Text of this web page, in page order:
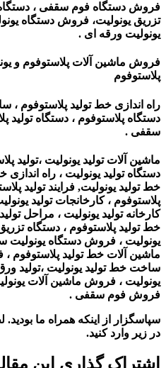
فروش دستگاه فوم سقفی ،
تزریق یونولیت، فروش دستگاه
یونولیت ورقه ای .
فروش ماشین آلات پلاستوفوم و
پلاستوفوم
راه اندازی خط تولید پلاستوفوم ،
دستگاه پلاستوفوم ، دستگاه تولید
سقفی .
ماشین آلات تولید یونولیت ،تولید
دستگاه تولید یونولیت ، راه اندازی
خط تولید یونولیت, فرایند تولید
پلاستوفوم ، کارخانجات تولید
کارخانه تولید یونولیت ، مراحل
خط تولید پلاستوفوم ، دستگاه
یونولیت ، فروش دستگاه یونولیت
ماشین آلات خط تولید پلاستوفوم
ساخت خط تولید یونولیت ،تولید
یونولیت ، فروش ماشین آلات
فروش فوم سقفی .
سپاسگزار از اینکه همراه ما
در زیر وارد کنید.
اشتراک گذاری این